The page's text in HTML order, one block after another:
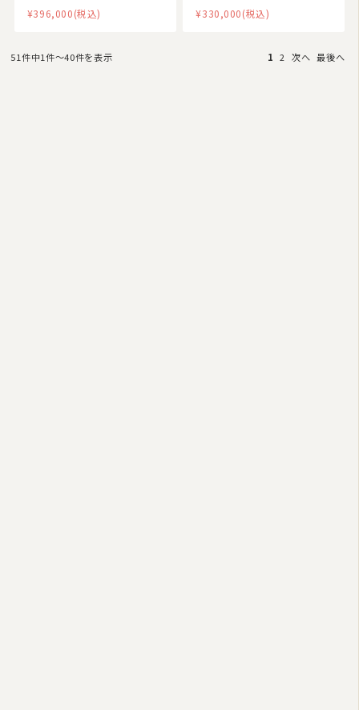
¥396,000(税込) ¥330,000(税込)
51件中1件〜40件を表示 1 2 次へ 最後へ